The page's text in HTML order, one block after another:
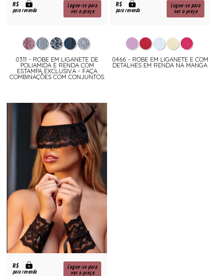
R$
para revenda
Logue-se para
ver o preço
0311 - ROBE EM LIGANETE DE
POLIAMIDA E RENDA COM
ESTAMPA EXCLUSIVA - FAÇA
COMBINAÇÕES COM CONJUNTOS
R$
para revenda
Logue-se para
ver o preço
0466 - ROBE EM LIGANETE E COM
DETALHES EM RENDA NA MANGA
R$
para revenda
Logue-se para
ver o preço